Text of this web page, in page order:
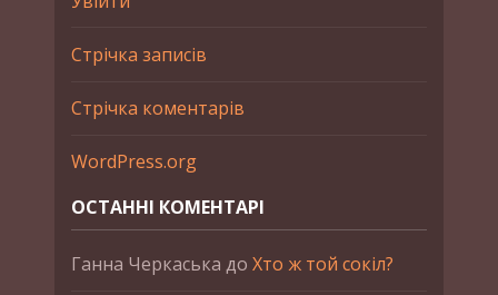
Стрічка записів
Стрічка коментарів
WordPress.org
ОСТАННІ КОМЕНТАРІ
Ганна Черкаська до Хто ж той сокіл?